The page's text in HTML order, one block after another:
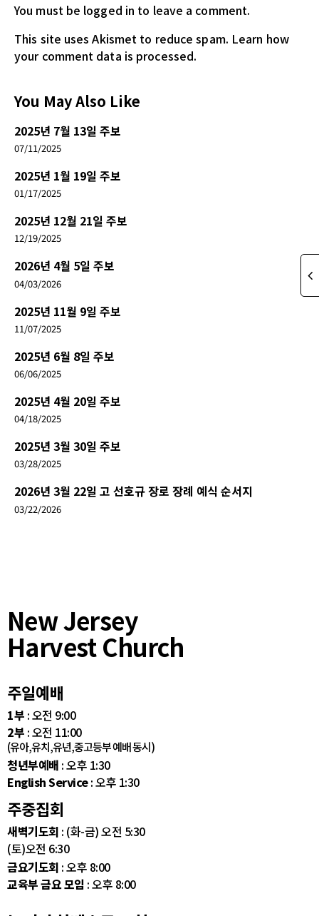
You must be logged in to leave a comment.
This site uses Akismet to reduce spam. Learn how
your comment data is processed.
You May Also Like
2025년 7월 13일 주보
07/11/2025
2025년 1월 19일 주보
01/17/2025
2025년 12월 21일 주보
12/19/2025
2026년 4월 5일 주보
04/03/2026
2025년 11월 9일 주보
11/07/2025
2025년 6월 8일 주보
06/06/2025
2025년 4월 20일 주보
04/18/2025
2025년 3월 30일 주보
03/28/2025
2026년 3월 22일 고 선호규 장로 장례 예식 순서지
03/22/2026
New Jersey
Harvest Church
주일예배
1부 : 오전 9:00
2부 : 오전 11:00
(유아,유치,유년,중고등부 예배 동시)
청년부예배 : 오후 1:30
English Service: 오후 1:30
주중집회
새벽기도회 : (화-금) 오전 5:30
(토)오전 6:30
금요기도회 : 오후 8:00
교육부 금요 모임 : 오후 8:00